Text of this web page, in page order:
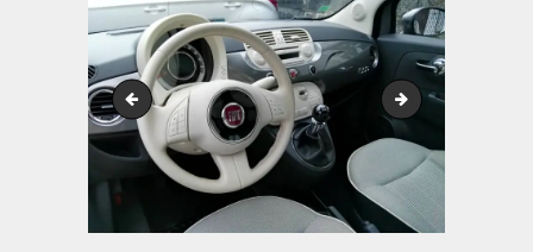
hdr dav